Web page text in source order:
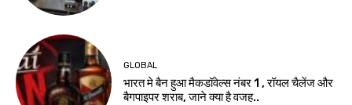
GLOBAL
भारत मे बैन हुआ मैकडॉवेल्स नंबर 1 , रॉयल चैलेंज और
बैगपाइपर शराब, जाने क्या है वजह..